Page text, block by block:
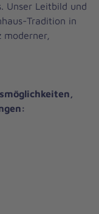
Unser Leitbild und
Tradition in
moderner,